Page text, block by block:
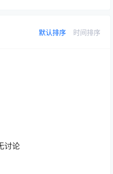
默认排序 时间排序
讨论